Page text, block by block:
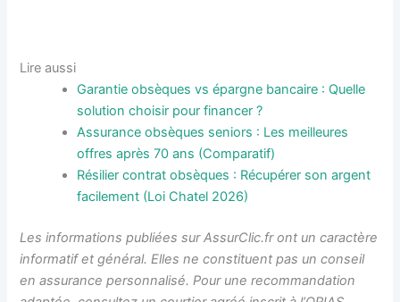
Lire aussi
Garantie obsèques vs épargne bancaire : Quelle
solution choisir pour financer ?
Assurance obsèques seniors : Les meilleures
offres après 70 ans (Comparatif)
Résilier contrat obsèques : Récupérer son argent
facilement (Loi Chatel 2026)
Les informations publiées sur AssurClic.fr ont un caractère
informatif et général. Elles ne constituent pas un conseil
en assurance personnalisé. Pour une recommandation